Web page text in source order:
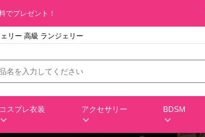
でプレゼント！
リー 高級 ランジェリー
コスプレ衣装 アクセサリー BDSM